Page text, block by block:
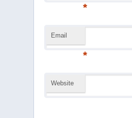
*
Email
*
Website